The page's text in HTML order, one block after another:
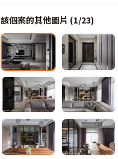
該個案的其他圖片 (1/23)